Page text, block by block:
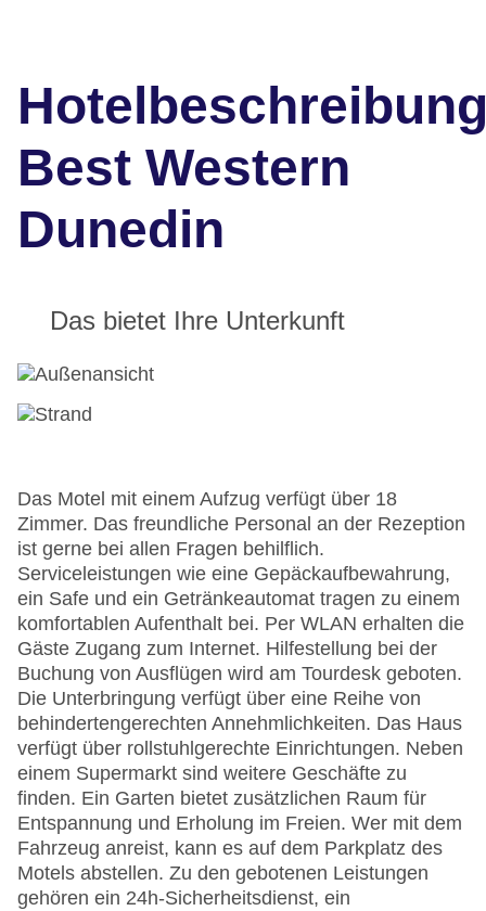
Best Western
Dunedin
Das bietet Ihre Unterkunft
Das Motel mit einem Aufzug verfügt über 18
Zimmer. Das freundliche Personal an der Rezeption
ist gerne bei allen Fragen behilflich.
Serviceleistungen wie eine Gepäckaufbewahrung,
ein Safe und ein Getränkeautomat tragen zu einem
komfortablen Aufenthalt bei. Per WLAN erhalten die
Gäste Zugang zum Internet. Hilfestellung bei der
Buchung von Ausflügen wird am Tourdesk geboten.
Die Unterbringung verfügt über eine Reihe von
behindertengerechten Annehmlichkeiten. Das Haus
verfügt über rollstuhlgerechte Einrichtungen. Neben
einem Supermarkt sind weitere Geschäfte zu
finden. Ein Garten bietet zusätzlichen Raum für
Entspannung und Erholung im Freien. Wer mit dem
Fahrzeug anreist, kann es auf dem Parkplatz des
Motels abstellen. Zu den gebotenen Leistungen
gehören ein 24h-Sicherheitsdienst, ein